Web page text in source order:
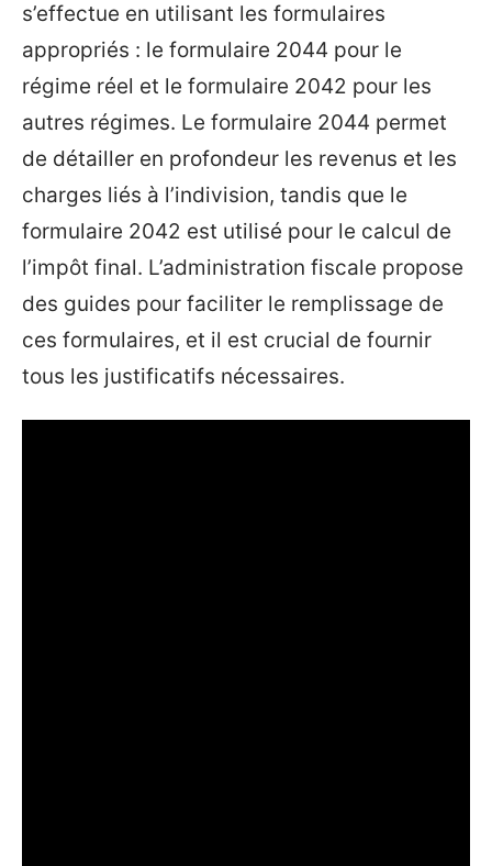
s’effectue en utilisant les formulaires
appropriés : le formulaire 2044 pour le
régime réel et le formulaire 2042 pour les
autres régimes. Le formulaire 2044 permet
de détailler en profondeur les revenus et les
charges liés à l’indivision, tandis que le
formulaire 2042 est utilisé pour le calcul de
l’impôt final. L’administration fiscale propose
des guides pour faciliter le remplissage de
ces formulaires, et il est crucial de fournir
tous les justificatifs nécessaires.